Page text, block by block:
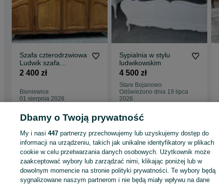
Szafa czterodrzwiowa
Ludwik szafa
drewniana szafa
2 400 zł
Bieniewice
01 sierpnia 2026
Sypialnia w stylu
ludwikowskim
4 500 zł
Stare Bojanowo
Odświeżono dnia 19 lipca
2026
Strona główna Antyki i Kolekcje Stare meble Zestawy
Zestawy -
Mazowieckie
Zestawy - Bieniewice
KATEGORIA
Dbamy o Twoją prywatność
My i nasi447 partnerzy przechowujemy lub uzyskujemy dostęp do
informacji na urządzeniu, takich jak unikalne identyfikatory w plikach
cookie w celu przetwarzania danych osobowych. Użytkownik może
zaakceptować wybory lub zarządzać nimi, klikając poniżej lub w
dowolnym momencie na stronie polityki prywatności. Te wybory będą
sygnalizowane naszym partnerom i nie będą miały wpływu na dane